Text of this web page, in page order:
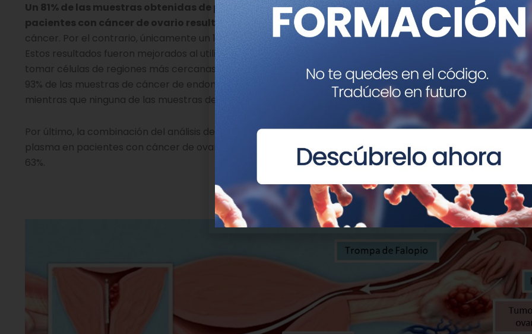
Un 81% de las muestras obtenidas de pacientes con cáncer de endometrio y un 33% de las obtenidas
pacientes con cáncer de ovario resultaron positivaspara la presencia de mutaciones asociadas a
cáncer. Por el contrario, únicamente un 1.4% de las muestras de mujeres sin cáncer diagnosticado fueron
Estos resultados fueron mejorados al utilizar muestras cervicales obtenidas mediante un cepillo Tao que
tomar células de regiones más cercanas a los tejidos afectados en el cáncer de endometrio y ovario. En
93% de las muestras de cáncer de endometrio y un 45% de las muestras de cáncer de ovario resultaron
mientras que ninguna de las muestras de controles lo fue.
Por último, la combinación del análisis de fluido de la prueba de Papanicolau con el análisis de ADN tumoral
plasma en pacientes con cáncer de ovario permitió mejorar la sensibilidad para detectar este tipo de
63%.